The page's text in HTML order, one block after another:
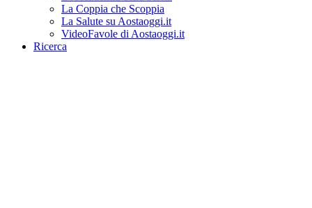
La Coppia che Scoppia
La Salute su Aostaoggi.it
VideoFavole di Aostaoggi.it
Ricerca